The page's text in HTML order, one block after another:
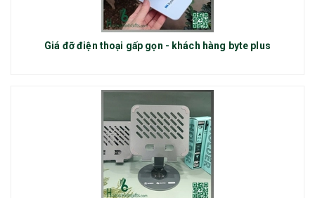
Giá đỡ điện thoại gấp gọn - khách hàng byte plus